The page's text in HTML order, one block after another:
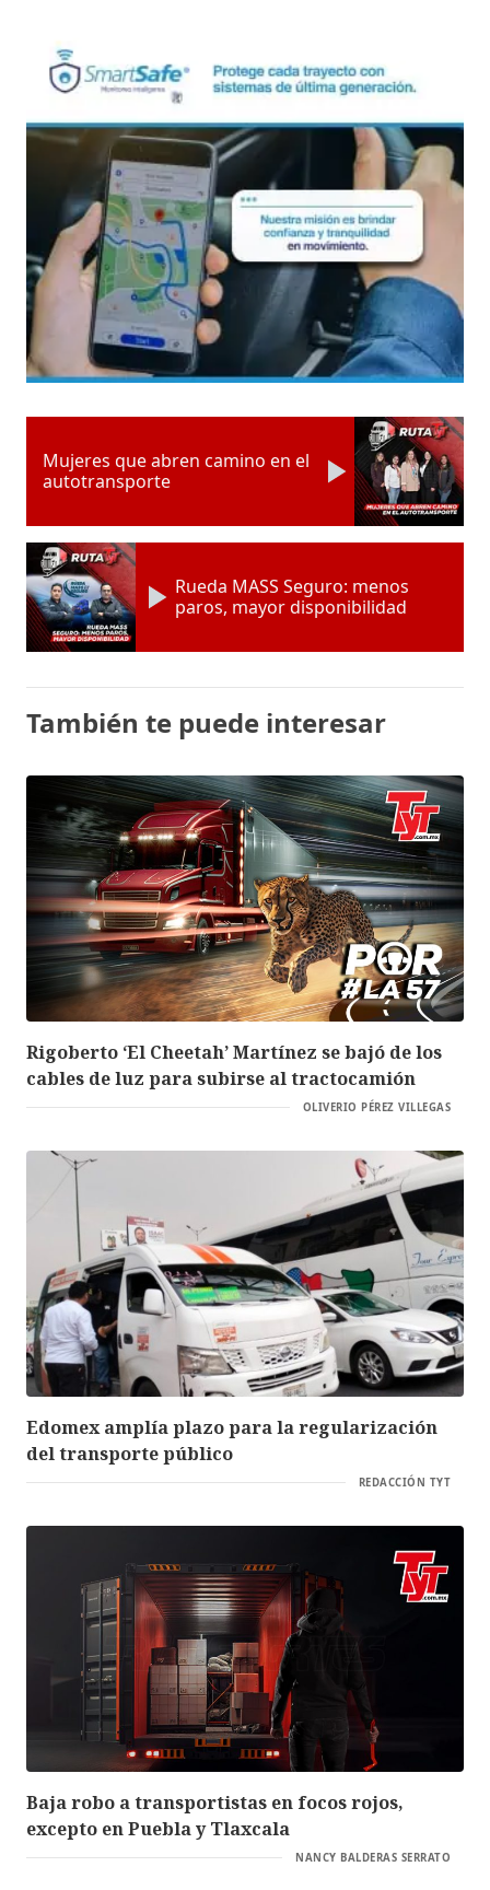
Mujeres que abren camino en el
autotransporte
Rueda MASS Seguro: menos
paros, mayor disponibilidad
También te puede interesar
Rigoberto ‘El Cheetah’ Martínez se bajó de los
cables de luz para subirse al tractocamión
OLIVERIO PÉREZ VILLEGAS
Edomex amplía plazo para la regularización
del transporte público
REDACCIÓN TYT
Baja robo a transportistas en focos rojos,
excepto en Puebla y Tlaxcala
NANCY BALDERAS SERRATO